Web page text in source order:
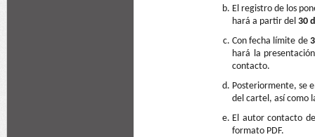
El registro de los
hará a partir del 30
Con fecha límite de
hará la
contacto.
Posteriormente, se
del cartel, así como
El autor contacto
formato PDF.